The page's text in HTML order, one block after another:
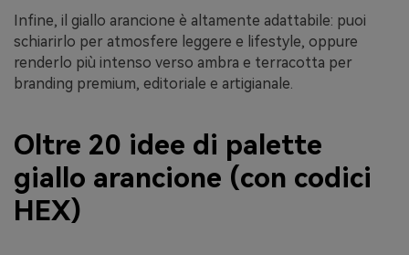
Infine, il giallo arancione è altamente adattabile: puoi
schiarirlo per atmosfere leggere e lifestyle, oppure
renderlo più intenso verso ambra e terracotta per
branding premium, editoriale e artigianale.
Oltre 20 idee di palette
giallo arancione (con codici
HEX)